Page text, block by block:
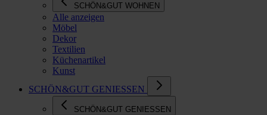
SCHÖN&GUT WOHNEN
Alle anzeigen
Möbel
Dekor
Textilien
Küchenartikel
Kunst
SCHÖN&GUT GENIESSEN
SCHÖN&GUT GENIESSEN